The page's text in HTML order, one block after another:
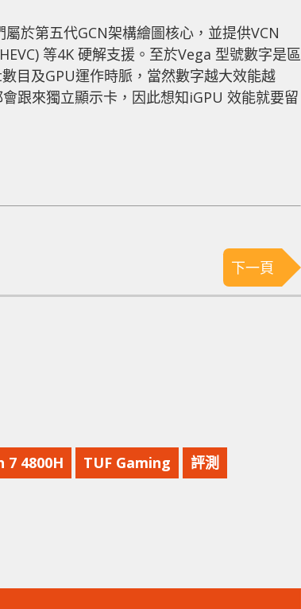
於第五代GCN架構繪圖核心，並提供VCN
等4K 硬解支援。至於Vega 型號數字是區
目及GPU運作時脈，當然數字越大效能越
跟來獨立顯示卡，因此想知iGPU 效能就要留
下一頁
7 4800H TUF Gaming 評測